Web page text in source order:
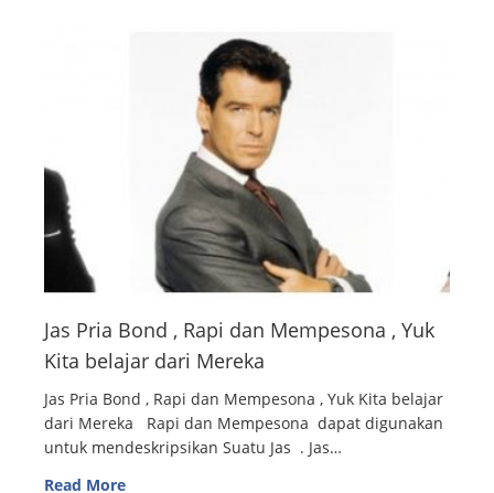
Jas Pria Bond , Rapi dan Mempesona , Yuk
Kita belajar dari Mereka
Jas Pria Bond , Rapi dan Mempesona , Yuk Kita belajar
dari Mereka Rapi dan Mempesona dapat digunakan
untuk mendeskripsikan Suatu Jas . Jas…
Read More